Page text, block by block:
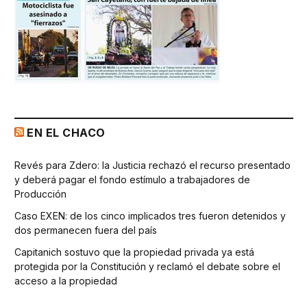
EN EL CHACO
Revés para Zdero: la Justicia rechazó el recurso presentado
y deberá pagar el fondo estímulo a trabajadores de
Producción
Caso EXEN: de los cinco implicados tres fueron detenidos y
dos permanecen fuera del país
Capitanich sostuvo que la propiedad privada ya está
protegida por la Constitución y reclamó el debate sobre el
acceso a la propiedad